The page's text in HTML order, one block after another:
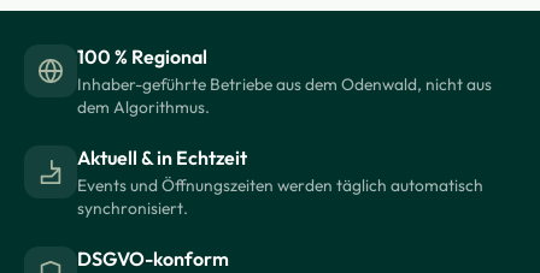
100 % Regional
Inhaber-geführte Betriebe aus dem Odenwald, nicht aus
dem Algorithmus.
Aktuell & in Echtzeit
Events und Öffnungszeiten werden täglich automatisch
synchronisiert.
DSGVO-konform